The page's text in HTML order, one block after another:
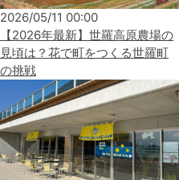
2026/05/11 00:00
【2026年最新】世羅高原農場の
見頃は？花で町をつくる世羅町
の挑戦